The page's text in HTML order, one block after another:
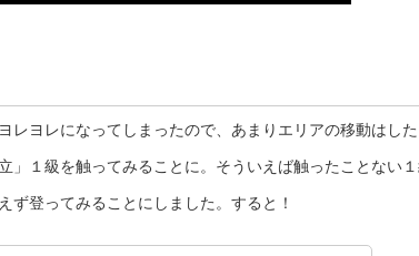
レヨレになってしまったので、あまりエリアの移動はし
」１級を触ってみることに。そういえば触ったことない
ず登ってみることにしました。すると！